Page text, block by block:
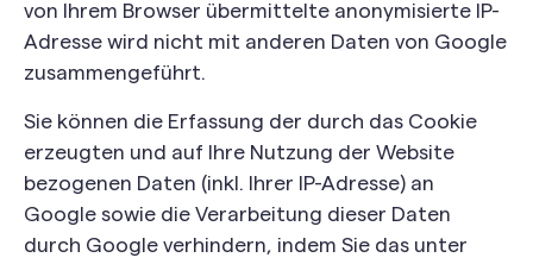
von Ihrem Browser übermittelte anonymisierte IP-
Adresse wird nicht mit anderen Daten von Google
zusammengeführt.
Sie können die Erfassung der durch das Cookie
erzeugten und auf Ihre Nutzung der Website
bezogenen Daten (inkl. Ihrer IP-Adresse) an
Google sowie die Verarbeitung dieser Daten
durch Google verhindern, indem Sie das unter